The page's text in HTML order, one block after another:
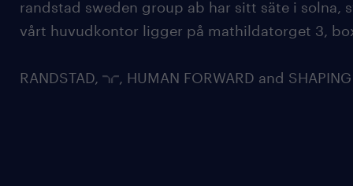
randstad sweden group ab har sitt säte i solna,
vårt huvudkontor ligger på mathildatorget 3,
RANDSTAD, , HUMAN FORWARD and